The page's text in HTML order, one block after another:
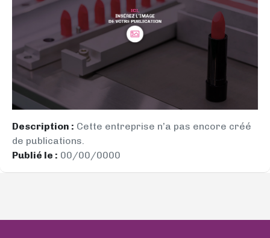
Description : Cette entreprise n’a pas encore créé
de publications.
Publié le : 00/00/0000